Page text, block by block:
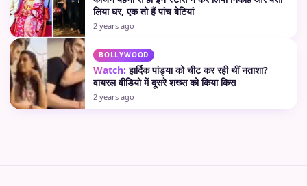
लिया घर, एक तो हैं पांच बेटियां
2 years ago
BOLLYWOOD
Watch: हार्दिक पांड्या को चीट कर रही थीं नताशा?
वायरल वीडियो में दूसरे शख्स को किया किस
2 years ago